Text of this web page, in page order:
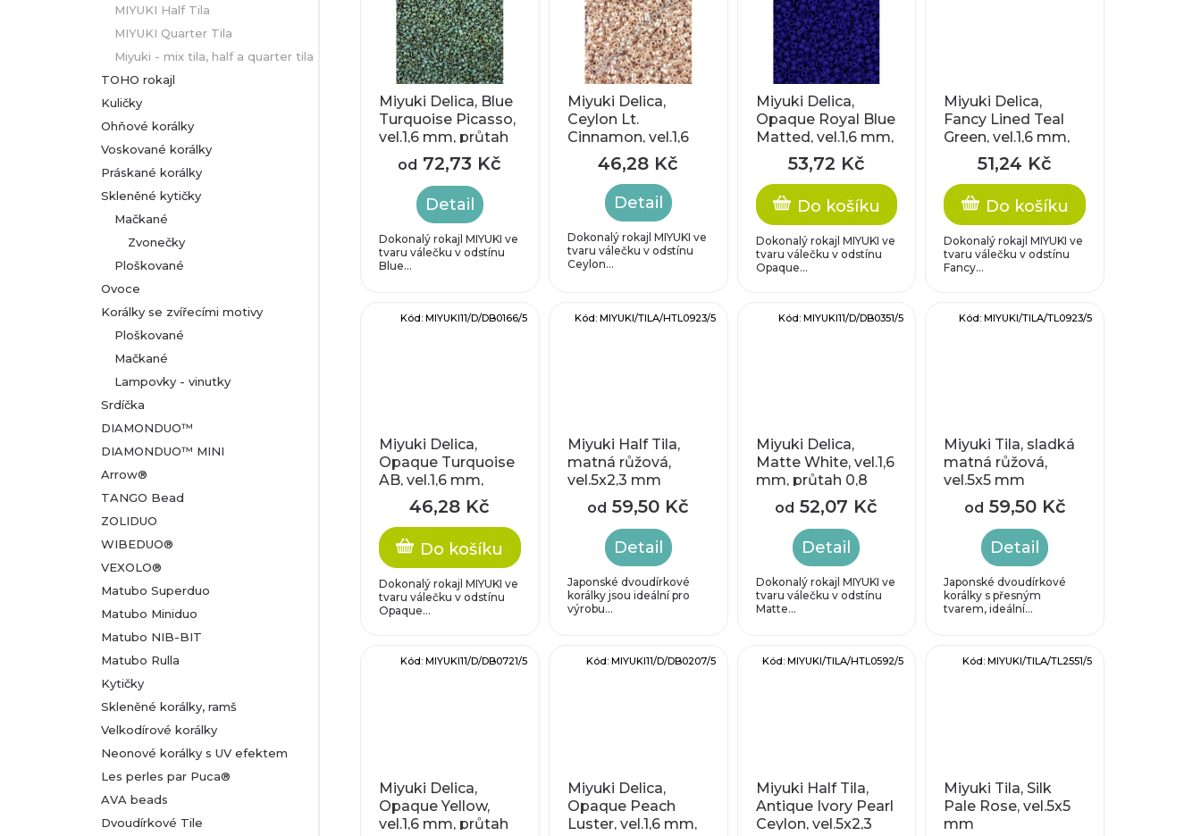
MIYUKI Half Tila
MIYUKI Quarter Tila
Miyuki - mix tila, half a quarter tila
TOHO rokajl
Kuličky
Ohňové korálky
Voskované korálky
Práskané korálky
Skleněné kytičky
Mačkané
Zvonečky
Ploškované
Ovoce
Korálky se zvířecími motivy
Ploškované
Mačkané
Lampovky - vinutky
Srdíčka
DIAMONDUO™
DIAMONDUO™ MINI
Arrow®
TANGO Bead
ZOLIDUO
WIBEDUO®
VEXOLO®
Matubo Superduo
Matubo Miniduo
Matubo NIB-BIT
Matubo Rulla
Kytičky
Skleněné korálky, ramš
Velkodírové korálky
Neonové korálky s UV efektem
Les perles par Puca®
AVA beads
Dvoudírkové Tile
Miyuki Delica, Blue
Turquoise Picasso,
vel.1,6 mm, průtah
0,8 mm
od 72,73 Kč
Detail
Dokonalý rokajl MIYUKI ve
tvaru válečku v odstínu
Blue...
Miyuki Delica,
Ceylon Lt.
Cinnamon, vel.1,6
mm, průtah 0,8
46,28 Kč
Detail
Dokonalý rokajl MIYUKI ve
tvaru válečku v odstínu
Ceylon...
Miyuki Delica,
Opaque Royal Blue
Matted, vel.1,6 mm,
průtah 0,8 mm
53,72 Kč
Do košíku
Dokonalý rokajl MIYUKI ve
tvaru válečku v odstínu
Opaque...
Miyuki Delica,
Fancy Lined Teal
Green, vel.1,6 mm,
průtah 0,8 mm
51,24 Kč
Do košíku
Dokonalý rokajl MIYUKI ve
tvaru válečku v odstínu
Fancy...
Miyuki Delica,
Opaque Turquoise
AB, vel.1,6 mm,
průtah 0,8 mm
46,28 Kč
Do košíku
Dokonalý rokajl MIYUKI ve
tvaru válečku v odstínu
Opaque...
Kód: MIYUKI11/D/DB0166/5
Miyuki Half Tila,
matná růžová,
vel.5x2,3 mm
od 59,50 Kč
Detail
Japonské dvoudírkové
korálky jsou ideální pro
výrobu...
Kód: MIYUKI/TILA/HTL0923/5
Miyuki Delica,
Matte White, vel.1,6
mm, průtah 0,8
od 52,07 Kč
Detail
Dokonalý rokajl MIYUKI ve
tvaru válečku v odstínu
Matte...
Kód:MIYUKI11/D/DB0351/5
Miyuki Tila, sladká
matná růžová,
vel.5x5 mm
od 59,50 Kč
Detail
Japonské dvoudírkové
korálky s přesným
tvarem, ideální...
Kód: MIYUKI/TILA/TL0923/5
Miyuki Delica,
Opaque Yellow,
vel.1,6 mm, průtah
Kód: MIYUKI11/D/DB0721/5
Miyuki Delica,
Opaque Peach
Luster, vel.1,6 mm,
Kód: MIYUKI11/D/DB0207/5
Miyuki Half Tila,
Antique Ivory Pearl
Ceylon, vel.5x2,3
Kód:MIYUKI/TILA/HTL0592/5
Miyuki Tila, Silk
Pale Rose, vel.5x5
mm
Kód: MIYUKI/TILA/TL2551/5